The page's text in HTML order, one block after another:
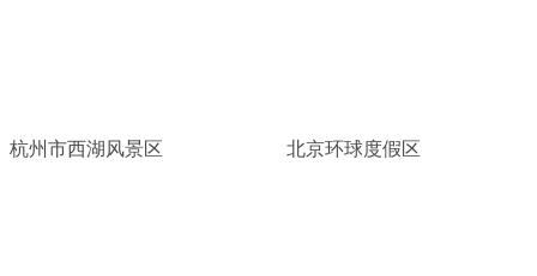
杭州市西湖风景区 北京环球度假区